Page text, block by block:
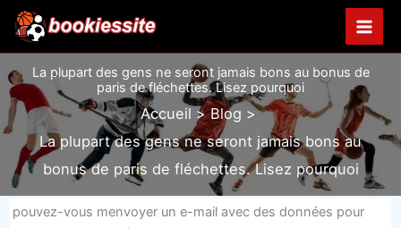
Aller
contenu
La plupart des gens ne seront jamais bons au bonus de
paris de fléchettes. Lisez pourquoi
Accueil
Blog
La plupart des gens ne seront jamais bons au
bonus de paris de fléchettes. Lisez pourquoi
pouvez-vous menvoyer un e-mail avec des données pour